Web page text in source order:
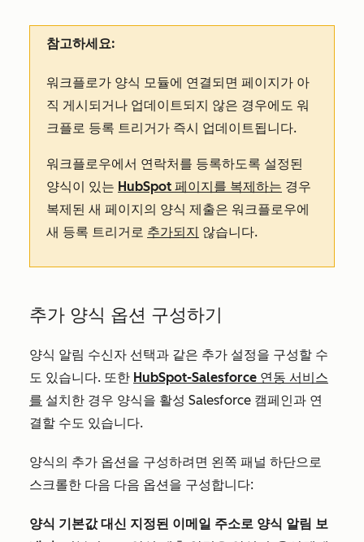
참고하세요:
워크플로가 양식 모듈에 연결되면 페이지가 아
직 게시되거나 업데이트되지 않은 경우에도 워
크플로 등록 트리거가 즉시 업데이트됩니다.
워크플로우에서 연락처를 등록하도록 설정된
양식이 있는 HubSpot 페이지를 복제하는 경우
복제된 새 페이지의 양식 제출은 워크플로우에
새 등록 트리거로 추가되지 않습니다.
추가 양식 옵션 구성하기
양식 알림 수신자 선택과 같은 추가 설정을 구성할 수
도 있습니다. 또한 HubSpot-Salesforce 연동 서비스
를 설치한 경우 양식을 활성 Salesforce 캠페인과 연
결할 수도 있습니다.
양식의 추가 옵션을 구성하려면 왼쪽 패널 하단으로
스크롤한 다음 다음 옵션을 구성합니다:
양식 기본값 대신 지정된 이메일 주소로 양식 알림 보